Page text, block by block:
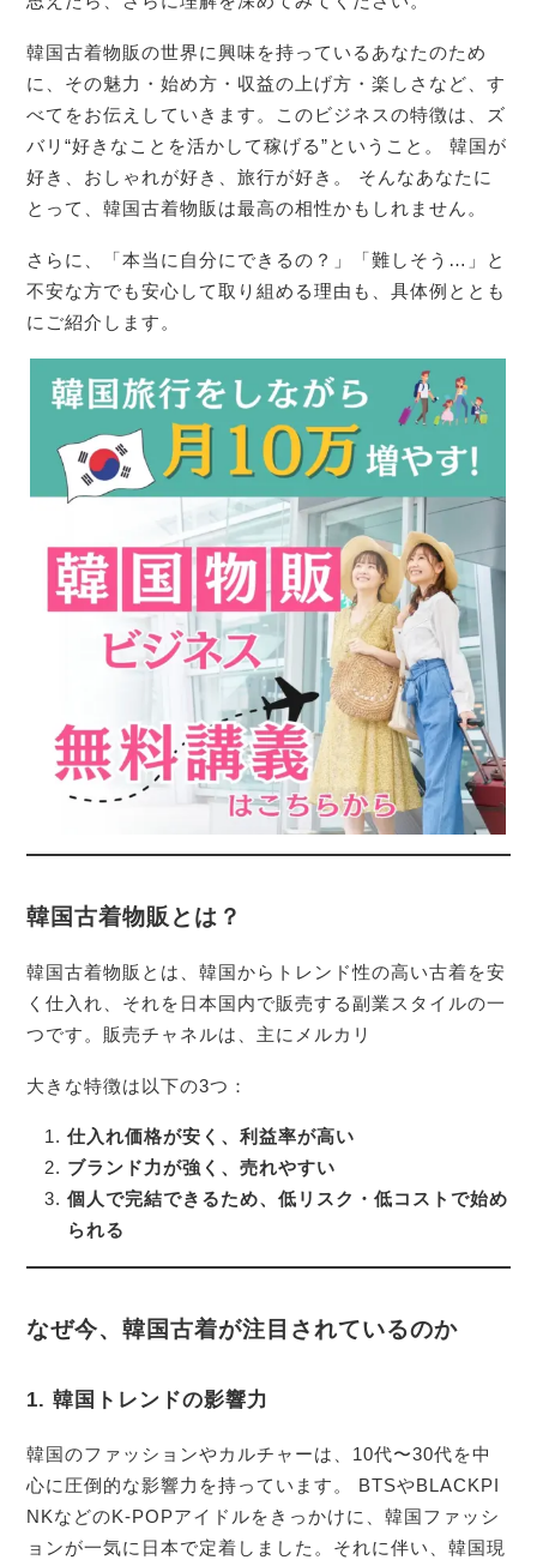
韓国古着物販の世界に興味を持っているあなたのため
に、その魅力・始め方・収益の上げ方・楽しさなど、す
べてをお伝えしていきます。このビジネスの特徴は、ズ
バリ“好きなことを活かして稼げる”ということ。 韓国が
好き、おしゃれが好き、旅行が好き。 そんなあなたに
とって、韓国古着物販は最高の相性かもしれません。
さらに、「本当に自分にできるの？」「難しそう…」と
不安な方でも安心して取り組める理由も、具体例ととも
にご紹介します。
韓国古着物販とは？
韓国古着物販とは、韓国からトレンド性の高い古着を安
く仕入れ、それを日本国内で販売する副業スタイルの一
つです。販売チャネルは、主にメルカリ
大きな特徴は以下の3つ：
仕入れ価格が安く、利益率が高い
ブランド力が強く、売れやすい
個人で完結できるため、低リスク・低コストで始め
られる
なぜ今、韓国古着が注目されているのか
1. 韓国トレンドの影響力
韓国のファッションやカルチャーは、10代〜30代を中
心に圧倒的な影響力を持っています。 BTSやBLACKPI
NKなどのK-POPアイドルをきっかけに、韓国ファッシ
ョンが一気に日本で定着しました。それに伴い、韓国現